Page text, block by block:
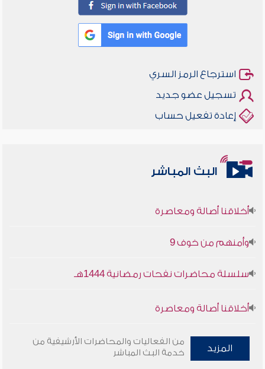
استرجاع الرمز السري
تسجيل عضو جديد
إعادة تفعيل حساب
البث المباشر
أخلاقنا أصالة ومعاصرة
وأمنهم من خوف 9
أخلاقنا أصالة ومعاصرة
سلسلة محاضرات نفحات رمضانية 1444هـ
المزيد
من الفعاليات والمحاضرات الأرشيفية من
خدمة البث المباشر